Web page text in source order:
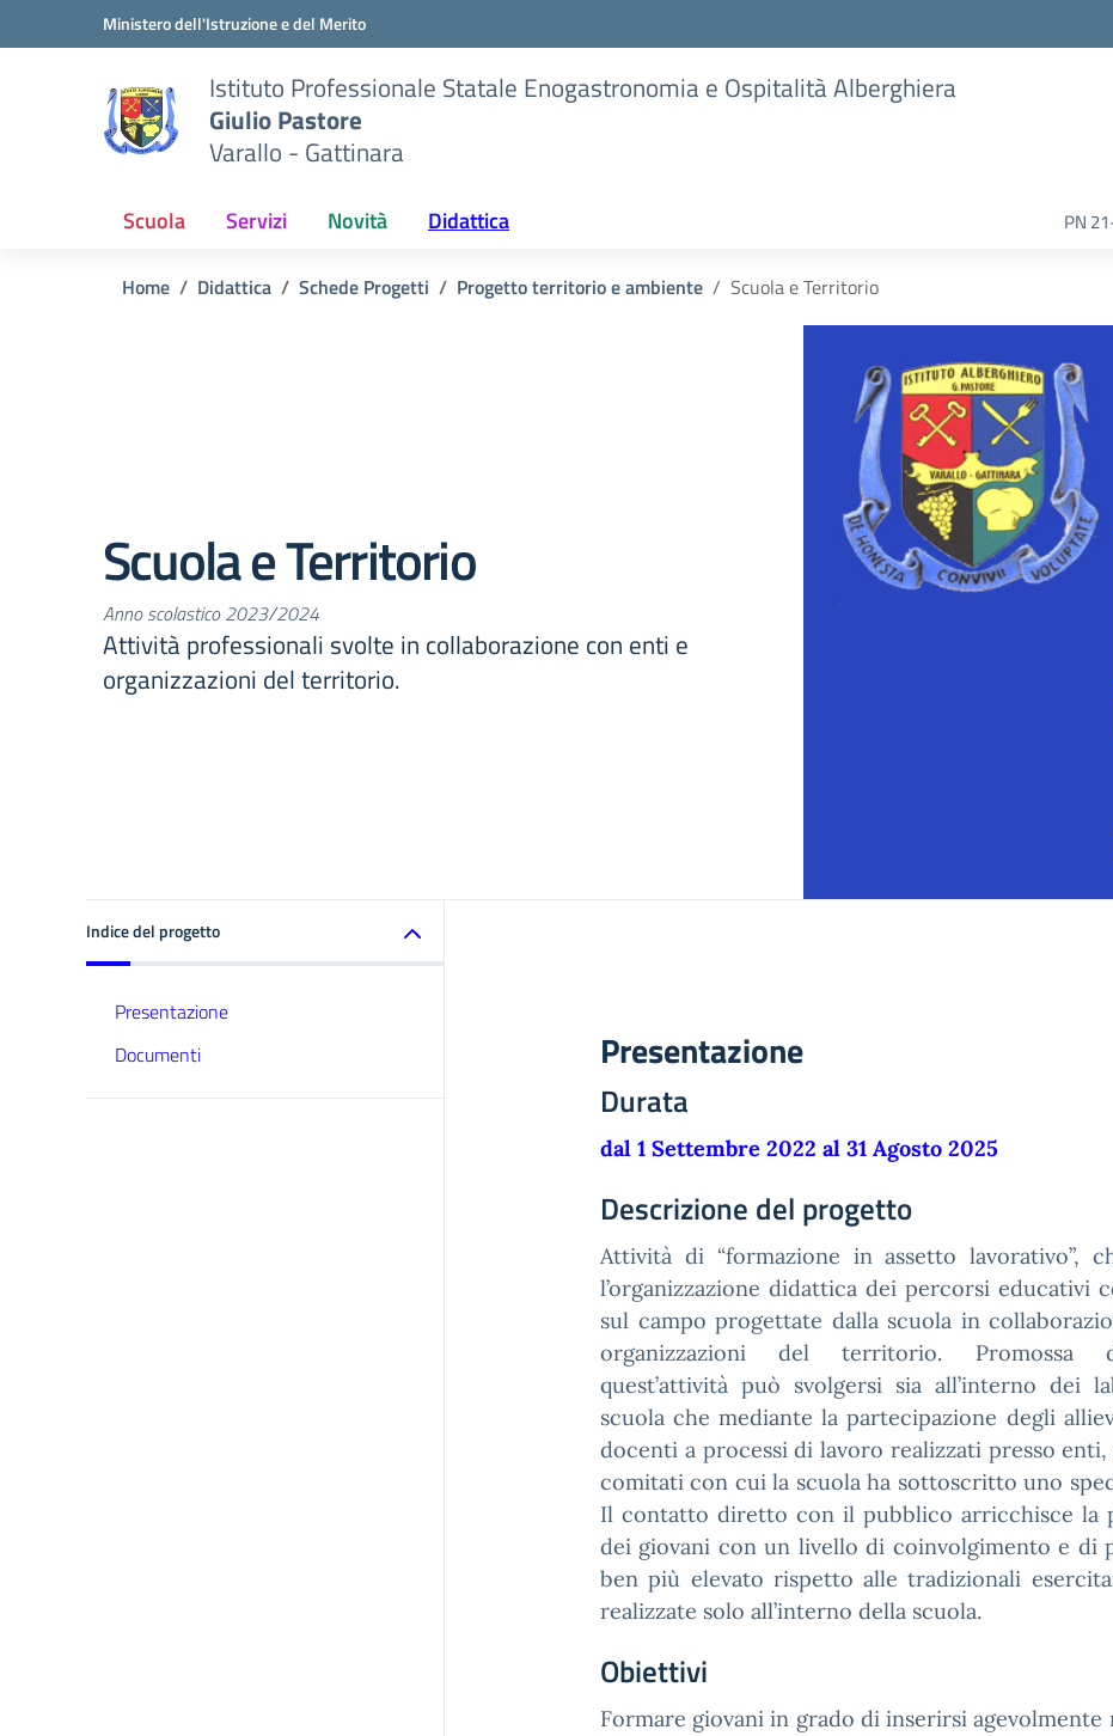
Vai ai contenuti
Vai al menu di navigazioneMinistero dell'Istruzione e del Merito
Istituto Professionale Statale Enogastronomia e Ospitalità Alberghiera
Giulio Pastore
Varallo - Gattinara
Scuola Servizi Novità Didattica PN
Home Didattica Schede Progetti Progetto territorio e ambiente Scuola e Territorio
Scuola e Territorio
Anno scolastico 2023/2024
Attività professionali svolte in collaborazione con enti e
organizzazioni del territorio.
Indice del progetto
Presentazione
Documenti
Presentazione
Durata
dal 1 Settembre 2022 al 31 Agosto 2025
Descrizione del progetto
Attività di “formazione in assetto lavorativo”,
l’organizzazione didattica dei percorsi educativi
sul campo progettate dalla scuola in
organizzazioni del territorio. Promossa
quest’attività può svolgersi sia all’interno dei
scuola che mediante la partecipazione degli
docenti a processi di lavoro realizzati presso enti,
comitati con cui la scuola ha sottoscritto uno
Il contatto diretto con il pubblico arricchisce la
dei giovani con un livello di coinvolgimento e di
ben più elevato rispetto alle tradizionali
realizzate solo all’interno della scuola.
Obiettivi
Formare giovani in grado di inserirsi agevolmente